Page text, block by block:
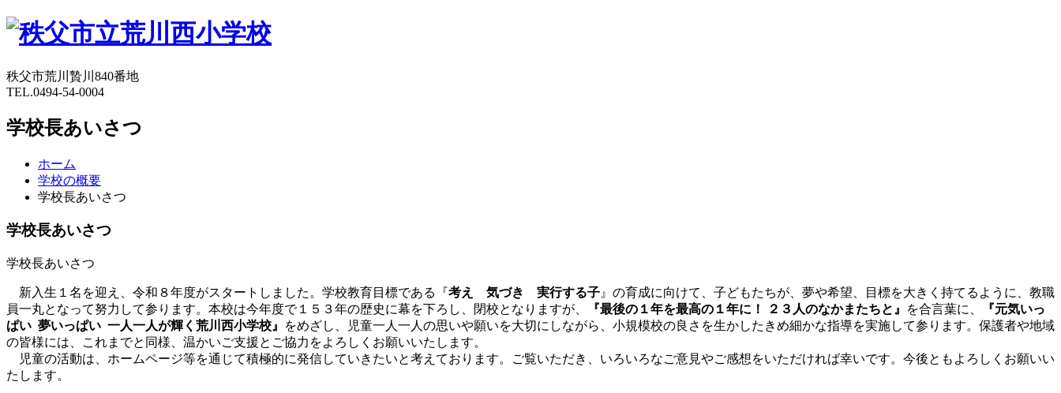
秩父市荒川贄川840番地
TEL.0494-54-0004
学校長あいさつ
ホーム
学校の概要
学校長あいさつ
学校長あいさつ
学校長あいさつ
新入生１名を迎え、令和８年度がスタートしました。学校教育目標である『考え 気づき 実行する子 』の育成に向けて、子どもたちが、夢や希望、目標を大きく持てるように、教職
員一丸となって努力して参ります。本校は今年度で１５３年の歴史に幕を下ろし、閉校となりますが、
『最後の１年を最高の１年に！ ２３人のなかまたちと』 を合言葉に、
『元気いっ
ぱい 夢いっぱい 一人一人が輝く荒川西小学校』
をめざし、児童一人一人の思いや願いを大切にしながら、小規模校の良さを生かしたきめ細かな指導を実施して参ります。保護者や地域
の皆様には、これまでと同様、温かいご支援とご協力をよろしくお願いいたします。
児童の活動は、ホームページ等を通じて積極的に発信していきたいと考えております。ご覧いただき、いろいろなご意見やご感想をいただければ幸いです。今後ともよろしくお願いい
たします。